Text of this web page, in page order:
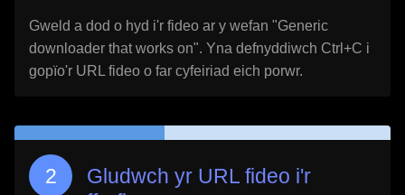
Gweld a dod o hyd i'r fideo ar y wefan "Generic
downloader that works on". Yna defnyddiwch Ctrl+C i
gopïo'r URL fideo o far cyfeiriad eich porwr.
Gludwch yr URL fideo i'r